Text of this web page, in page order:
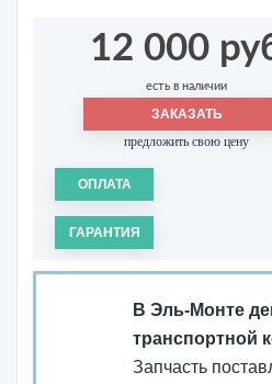
12 000
есть в наличии
ЗАКАЗАТЬ
предложить свою цену
ОПЛАТА
ГАРАНТИЯ
В Эль-Монте
транспортной
Запчасть